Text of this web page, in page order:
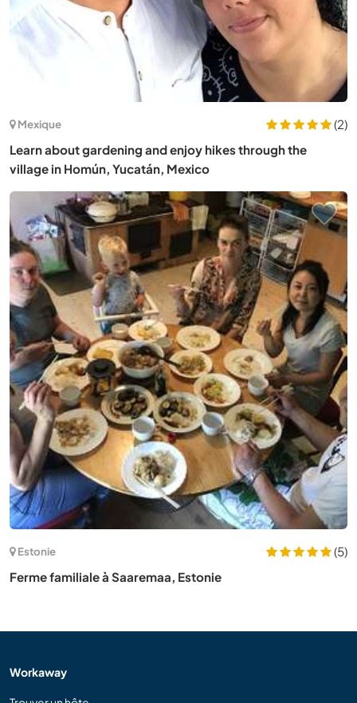
Mexique
(2)
Learn about gardening and enjoy hikes through the
village in Homún, Yucatán, Mexico
Estonie
(5)
Ferme familiale à Saaremaa, Estonie
Workaway